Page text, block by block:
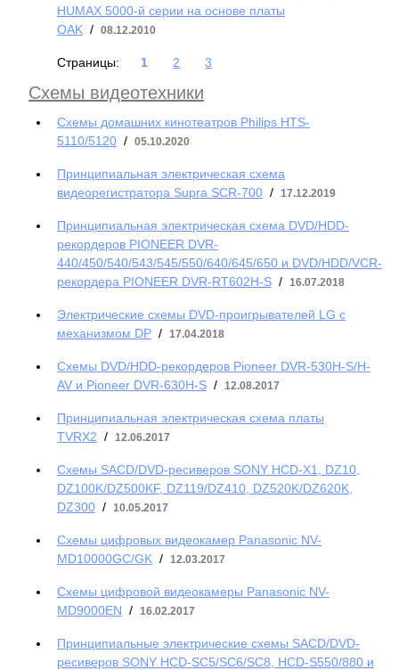
НUМАХ 5000-й серии на основе платы
OAK / 08.12.2010
Страницы: 1 2 3
Схемы видеотехники
Схемы домашних кинотеатров Philips HTS-
5110/5120 / 05.10.2020
Принципиальная электрическая схема
видеорегистратора Supra SCR-700 / 17.12.2019
Принципиальная электрическая схема DVD/HDD-
рекордеров PIONEER DVR-
440/450/540/543/545/550/640/645/650 и DVD/HDD/VCR-
рекордера PIONEER DVR-RT602H-S / 16.07.2018
Электрические схемы DVD-проигрывателей LG с
механизмом DP / 17.04.2018
Схемы DVD/HDD-рекордеров Pioneer DVR-530H-S/H-
AV и Pioneer DVR-630H-S / 12.08.2017
Принципиальная электрическая схема платы
TVRX2 / 12.06.2017
Схемы SACD/DVD-ресиверов SONY HCD-X1, DZ10,
DZ100K/DZ500KF, DZ119/DZ410, DZ520K/DZ620K,
DZ300 / 10.05.2017
Схемы цифровых видеокамер Panasonic NV-
MD10000GC/GK / 12.03.2017
Схемы цифровой видеокамеры Panasonic NV-
MD9000EN / 16.02.2017
Принципиальные электрические схемы SACD/DVD-
ресиверов SONY HCD-SC5/SC6/SC8, HCD-S550/880 и